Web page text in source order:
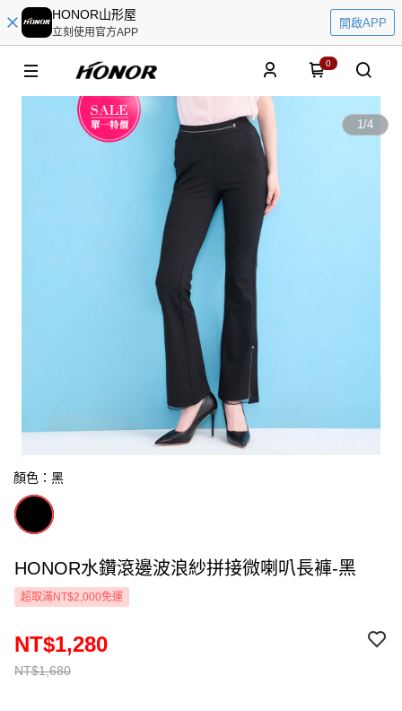
HONOR山形屋
立刻使用官方APP
開啟APP
0
1/4
顏色：黑
HONOR水鑽滾邊波浪紗拼接微喇叭長褲-黑
超取滿NT$2,000免運
NT$1,680
NT$1,280